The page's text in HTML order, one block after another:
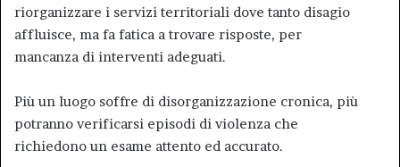
riorganizzare i servizi territoriali dove tanto disagio
affluisce, ma fa fatica a trovare risposte, per
mancanza di interventi adeguati.
Più un luogo soffre di disorganizzazione cronica, più
potranno verificarsi episodi di violenza che
richiedono un esame attento ed accurato.